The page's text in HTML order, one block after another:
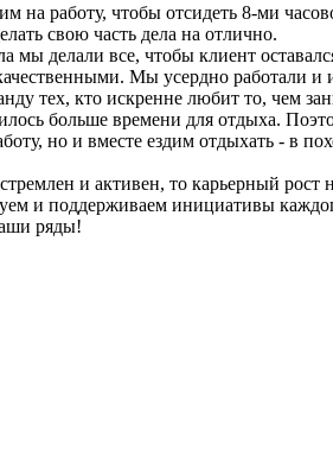
на работу, чтобы отсидеть 8-ми
свою часть дела на отлично.
мы делали все, чтобы клиент
Мы усердно работали
тех, кто искренне любит то, чем
больше времени для отдыха.
но и вместе ездим отдыхать - в
и активен, то карьерный рост
и поддерживаем инициативы
ряды!